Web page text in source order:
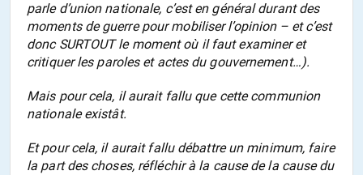
parle d’union nationale, c’est en général durant des
moments de guerre pour mobiliser l’opinion – et c’est
donc SURTOUT le moment où il faut examiner et
critiquer les paroles et actes du gouvernement…).
Mais pour cela, il aurait fallu que cette communion
nationale existât.
Et pour cela, il aurait fallu débattre un minimum, faire
la part des choses, réfléchir à la cause de la cause du